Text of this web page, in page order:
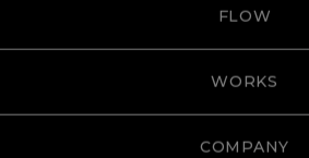
FLOW
WORKS
COMPANY